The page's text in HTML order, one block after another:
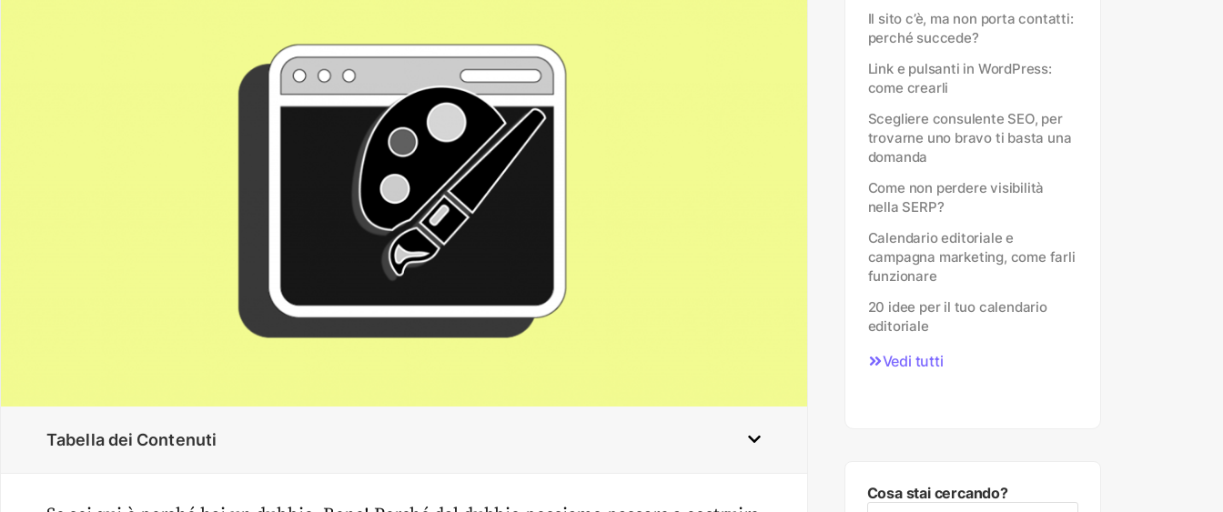
Tabella dei Contenuti
Il sito c’è, ma non porta contatti:
perché succede?
Link e pulsanti in WordPress:
come crearli
Scegliere consulente SEO, per
trovarne uno bravo ti basta una
domanda
Come non perdere visibilità
nella SERP?
Calendario editoriale e
campagna marketing, come farli
funzionare
20 idee per il tuo calendario
editoriale
Vedi tutti
Cosa stai cercando?